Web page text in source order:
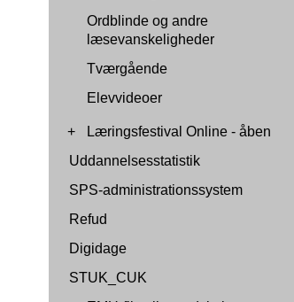
Ordblinde og andre
læsevanskeligheder
Tværgående
Elevvideoer
+
Læringsfestival Online - åben
Uddannelsesstatistik
SPS-administrationssystem
Refud
Digidage
STUK_CUK